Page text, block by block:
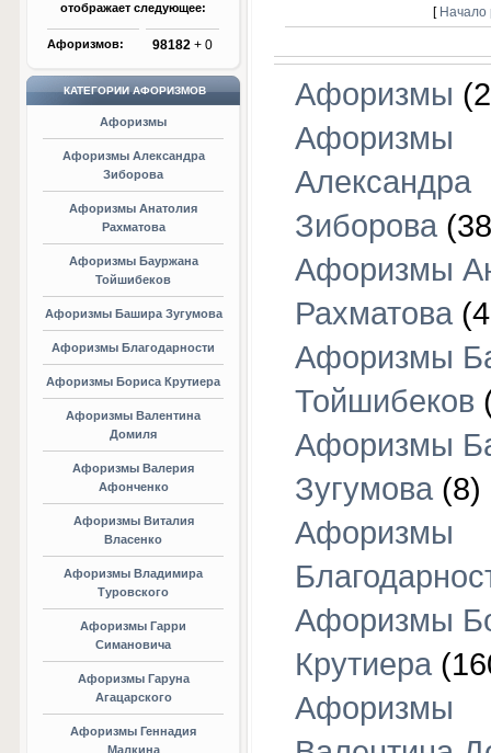
отображает следующее:
Афоризмов: 98182 + 0
КАТЕГОРИИ АФОРИЗМОВ
Афоризмы
Афоризмы Александра
Зиборова
Афоризмы Анатолия
Рахматова
Афоризмы Бауржана
Тойшибеков
Афоризмы Башира Зугумова
Афоризмы Благодарности
Афоризмы Бориса Крутиера
Афоризмы Валентина
Домиля
Афоризмы Валерия
Афонченко
Афоризмы Виталия
Власенко
Афоризмы Владимира
Туровского
Афоризмы Гарри
Симановича
Афоризмы Гаруна
Агацарского
Афоризмы Геннадия
Малкина
[ Начало
Афоризмы
Афоризмы
Александра
Зиборова
Афоризмы
Рахматова
Афоризмы
Тойшибеков
Афоризмы
Зугумова (8)
Афоризмы
Афоризмы
Крутиера
Афоризмы